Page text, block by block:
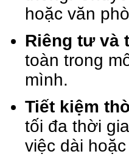
hoặc văn
Riêng tư và
toàn trong
mình.
Tiết kiệm
tối đa thời
việc dài